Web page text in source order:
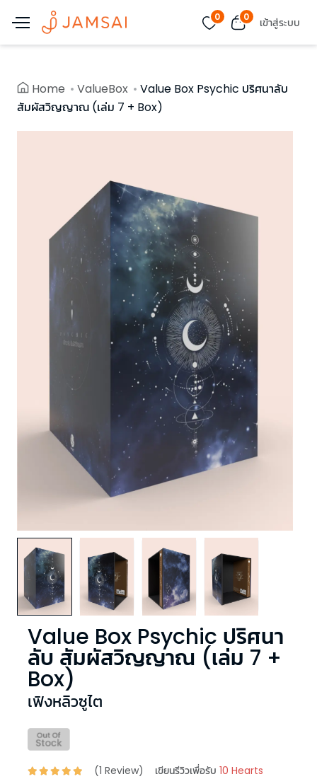
0 0 เข้าสู่ระบบ
Home ValueBox
Value Box Psychic ปริศนาลับ
สัมผัสวิญญาณ (เล่ม 7 + Box)
Value Box Psychic ปริศนา
ลับ สัมผัสวิญญาณ (เล่ม 7 +
Box)
เฟิงหลิวซูไต
(1 Review) เขียนรีวิวเพื่อรับ 10 Hearts